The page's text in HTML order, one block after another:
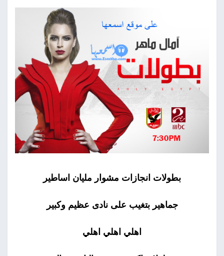
بطولات انجازات مشوار مليان اساطير
جماهير بتغيب على نادى عظيم وكبير
اهلي اهلي اهلي